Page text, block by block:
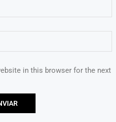
in this browser for the next